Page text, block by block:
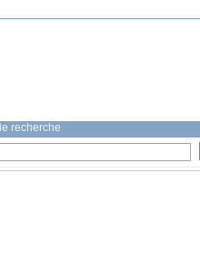
recherche